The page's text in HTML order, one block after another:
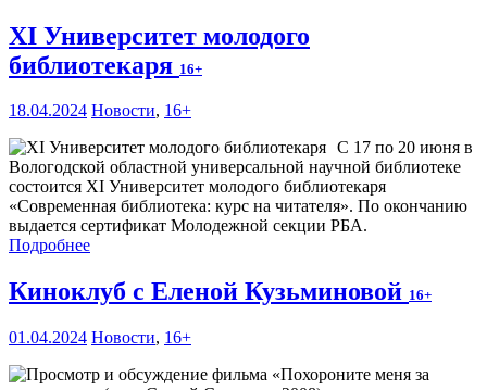
XI Университет молодого
библиотекаря 16+
18.04.2024 Новости, 16+
С 17 по 20 июня в
Вологодской областной универсальной научной библиотеке
состоится XI Университет молодого библиотекаря
«Современная библиотека: курс на читателя». По окончанию
выдается сертификат Молодежной секции РБА.
Подробнее
Киноклуб с Еленой Кузьминовой 16+
01.04.2024 Новости, 16+